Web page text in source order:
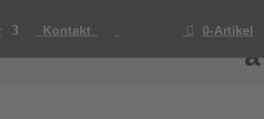
Kontakt 0-Artikel